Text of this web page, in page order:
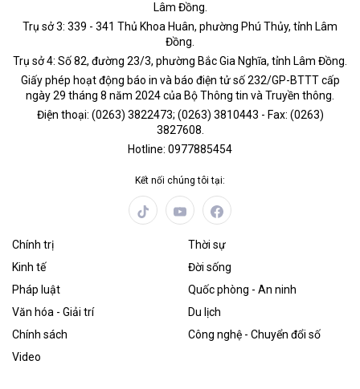
Lâm Đồng.
Trụ sở 3: 339 - 341 Thủ Khoa Huân, phường Phú Thủy, tỉnh Lâm
Đồng.
Trụ sở 4: Số 82, đường 23/3, phường Bắc Gia Nghĩa, tỉnh Lâm Đồng.
Giấy phép hoạt động báo in và báo điện tử số 232/GP-BTTT cấp
ngày 29 tháng 8 năm 2024 của Bộ Thông tin và Truyền thông.
Điện thoại: (0263) 3822473; (0263) 3810443 - Fax: (0263)
3827608.
Hotline: 0977885454
Kết nối chúng tôi tại:
Chính trị
Thời sự
Kinh tế
Đời sống
Pháp luật
Quốc phòng - An ninh
Văn hóa - Giải trí
Du lịch
Chính sách
Công nghệ - Chuyển đổi số
Video